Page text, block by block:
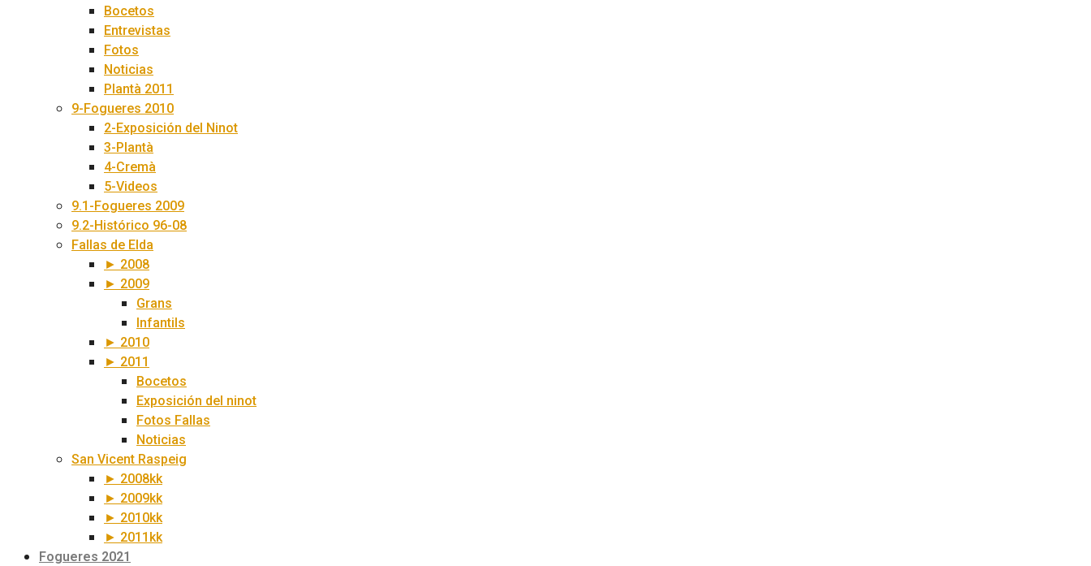
Bocetos
Entrevistas
Fotos
Noticias
Plantà 2011
9-Fogueres 2010
2-Exposición del Ninot
3-Plantà
4-Cremà
5-Videos
9.1-Fogueres 2009
9.2-Histórico 96-08
Fallas de Elda
► 2008
► 2009
Grans
Infantils
► 2010
► 2011
Bocetos
Exposición del ninot
Fotos Fallas
Noticias
San Vicent Raspeig
► 2008kk
► 2009kk
► 2010kk
► 2011kk
Fogueres 2021